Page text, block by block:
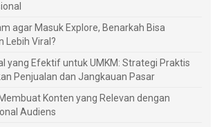
agar Masuk Explore, Benarkah Bisa
Lebih Viral?
yang Efektif untuk UMKM: Strategi Praktis
Penjualan dan Jangkauan Pasar
Konten yang Relevan dengan
Audiens